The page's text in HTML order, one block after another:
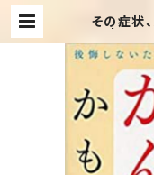
その症状